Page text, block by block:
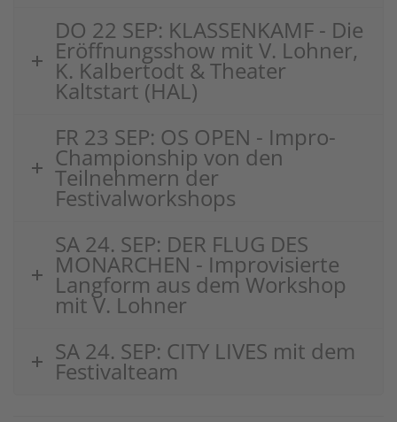
DO 22 SEP: KLASSENKAMF - Die
Eröffnungsshow mit V. Lohner,
K. Kalbertodt & Theater
Kaltstart (HAL)
FR 23 SEP: OS OPEN - Impro-
Championship von den
Teilnehmern der
Festivalworkshops
SA 24. SEP: DER FLUG DES
MONARCHEN - Improvisierte
Langform aus dem Workshop
mit V. Lohner
SA 24. SEP: CITY LIVES mit dem
Festivalteam